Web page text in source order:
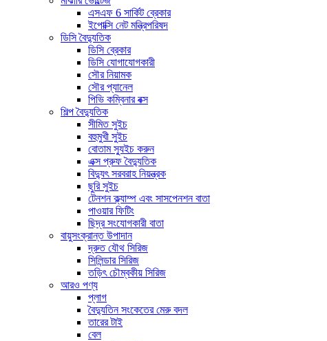
এসএফ 6 সার্কিট ব্রেকার
ইপোক্সি নেট মন্ত্রিপরিষদ
ডিসি বৈদ্যুতিক
ডিসি ব্রেকার
ডিসি যোগাযোগকারী
সৌর নিয়ামক
সৌর প্যানেল
পিভি কম্বিনার বক্স
শিল্প বৈদ্যুতিক
সীমিত সুইচ
বহুমুখী সুইচ
বোতাম স্যুইচ করুন
এক্স প্রুফ বৈদ্যুতিক
বিদ্যুৎ সরবরাহ নিয়ন্ত্রক
ছুরি সুইচ
টেনশন ক্ল্যাম্প এবং সাসপেনশন বাতা
পাওয়ার ফিটিং
ছিদ্র সংযোগকারী বাতা
বায়ুসংক্রান্ত উপাদান
দ্রুত যৌথ সিরিজ
সিলিন্ডার সিরিজ
তড়িৎ চৌম্বকীয় সিরিজ
আরও পণ্য
প্লাগ
বৈদ্যুতিন সংকেতের মেরু বদল
তারের টাই
বেল